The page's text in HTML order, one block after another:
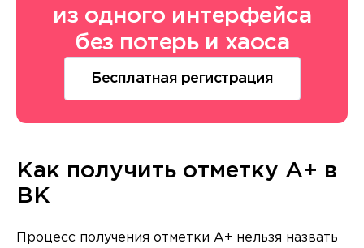
из одного интерфейса
без потерь и хаоса
Бесплатная регистрация
Как получить отметку A+ в
ВК
Процесс получения отметки A+ нельзя назвать